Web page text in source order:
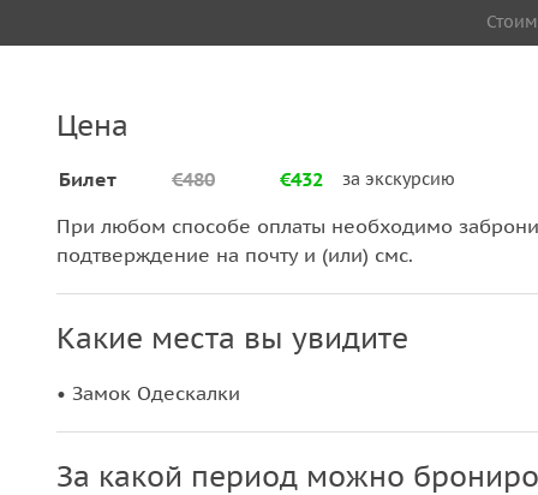
Цена
Билет €480 €432 за экскурсию
При любом способе оплаты необходимо
подтверждение на почту и (или) смс.
Какие места вы увидите
• Замок Одескалки
За какой период можно